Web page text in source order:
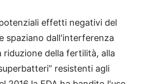
effetti negativi del
spaziano dall'interferenza
riduzione della fertilità, alla
resistenti agli